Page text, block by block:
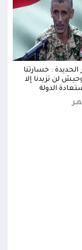
الحديدة : خسارتنا
لن تزيدنا إلا
الدولة